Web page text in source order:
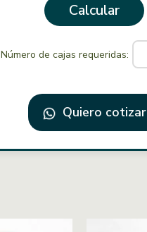
Calcular
Número de cajas requeridas:
Quiero cotizar